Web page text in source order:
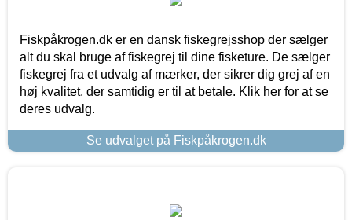
Fiskpåkrogen.dk er en dansk fiskegrejsshop der sælger
alt du skal bruge af fiskegrej til dine fisketure. De sælger
fiskegrej fra et udvalg af mærker, der sikrer dig grej af en
høj kvalitet, der samtidig er til at betale. Klik her for at se
deres udvalg.
Se udvalget på Fiskpåkrogen.dk